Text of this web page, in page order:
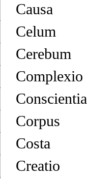
Causa
Celum
Cerebum
Complexio
Conscientia
Corpus
Costa
Creatio